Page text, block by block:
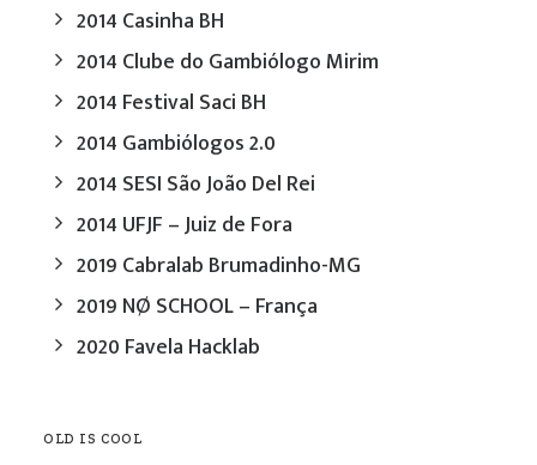
2014 Casinha BH
2014 Clube do Gambiólogo Mirim
2014 Festival Saci BH
2014 Gambiólogos 2.0
2014 SESI São João Del Rei
2014 UFJF – Juiz de Fora
2019 Cabralab Brumadinho-MG
2019 NØ SCHOOL – França
2020 Favela Hacklab
OLD IS COOL